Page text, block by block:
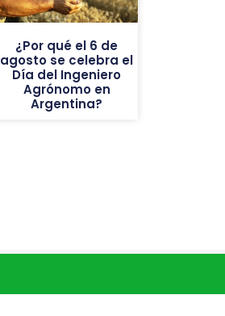
¿Por qué el 6 de
agosto se celebra el
Día del Ingeniero
Agrónomo en
Argentina?